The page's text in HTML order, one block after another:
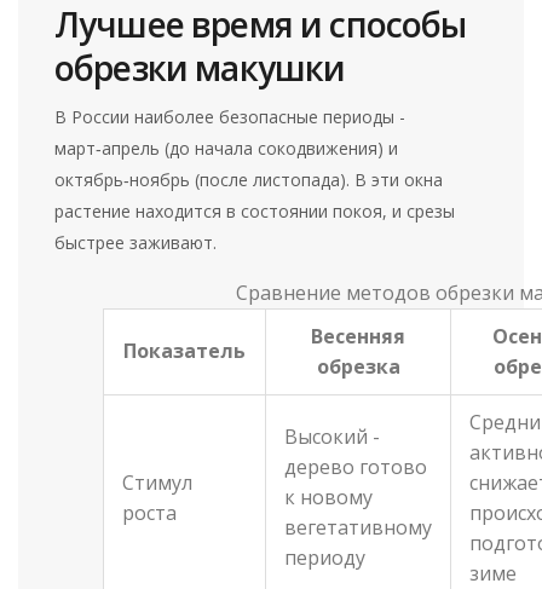
Лучшее время и способы
обрезки макушки
В России наиболее безопасные периоды -
март‑апрель (до начала сокодвижения) и
октябрь‑ноябрь (после листопада). В эти окна
растение находится в состоянии покоя, и срезы
быстрее заживают.
Сравнение методов обрезки
Показатель
Весенняя
обрезка
Стимул
роста
Высокий -
дерево готово
к новому
вегетативному
периоду
зиме